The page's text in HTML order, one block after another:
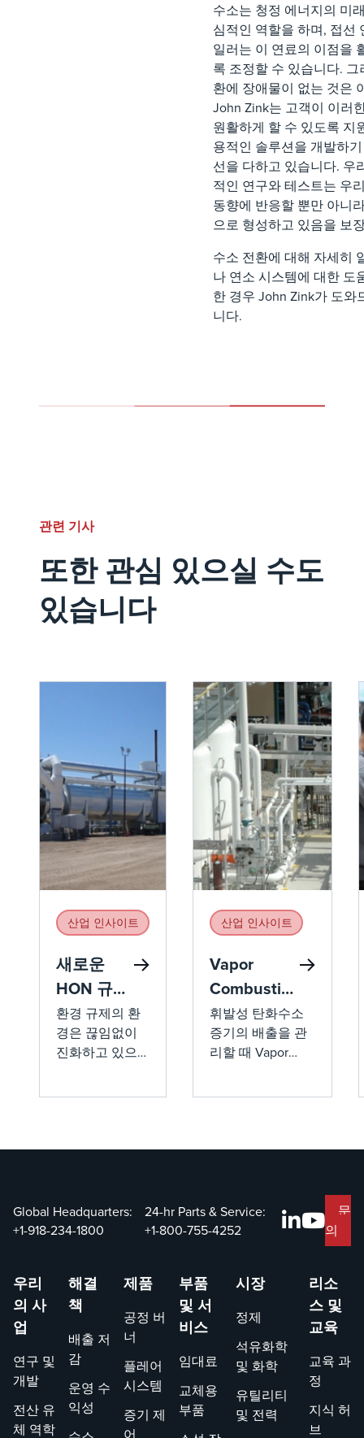
수소는 청정 에너지의 미
심적인 역할을 하며, 접선
일러는 이 연료의 이점을
록 조정할 수 있습니다. 그
환에 장애물이 없는 것은
John Zink는 고객이 이러
원활하게 할 수 있도록 지
용적인 솔루션을 개발하
선을 다하고 있습니다. 우
적인 연구와 테스트는 우
동향에 반응할 뿐만 아니
으로 형성하고 있음을 보
수소 전환에 대해 자세히
나 연소 시스템에 대한 도
한 경우 John Zink가 도와
니다.
관련 기사
또한 관심 있으실 수도
있습니다
산업 인사이트
새로운
HON 규정
이
Thermal
Oxidizer
환경 규제의 환
경은 끊임없이
진화하고 있으
업에 매우 중요
초점은 200개
이상의 시설에
제조 산업
(SCOMI)에 영향
을 미치는 물질
을 대상으로 하
는 유해 대기 오
염 물질에 대한
유해 유기 국가
배출 표준(HON)
산업 인사이트
Vapor
Combustion
Units(VCU)
및 Vapor
Recovery
리기
휘발성 탄화수소
증기의 배출을 관
리할 때 Vapor
의 선택은 중요한
스템을 결정하는
데 도움이 되는 주
Global Headquarters:
+1-918-234-1800
24-hr Parts & Service:
+1-800-755-4252
문
의
우리
의 사
업
연구 및
개발
전산 유
체 역학
해결
책
배출 저
감
운영 수
익성
제품
공정 버
너
플레어
시스템
증기 제
부품
및 서
비스
임대료
교체용
부품
시장
정제
석유화학
및 화학
유틸리티
및 전력
리소
스 및
교육
교육 과
정
지식 허
브